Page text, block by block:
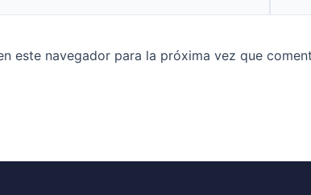
este navegador para la próxima vez que